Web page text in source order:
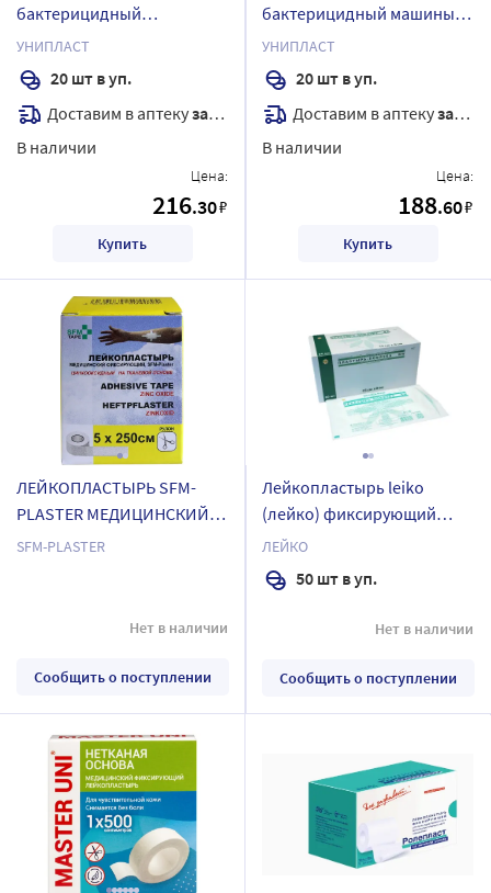
бактерицидный
чебурашка 20 шт.
УНИПЛАСТ
20 шт в уп.
Доставим в аптекузавтра
В наличии
Цена:
216.30₽
Купить
бактерицидный машины
20 шт.
УНИПЛАСТ
20 шт в уп.
Доставим в аптекузавтра
В наличии
Цена:
188.60₽
Купить
ЛЕЙКОПЛАСТЫРЬ SFM-
PLASTER МЕДИЦИНСКИЙ
ФИКСИРУЮЩИЙ
SFM-PLASTER
Нет в наличии
Сообщить о поступлении
Лейкопластырь leiko
(лейко) фиксирующий
медицинский на
нетканной основе
пластырь-повязка nw с
ЛЕЙКО
50 шт в уп.
Нет в наличии
Сообщить о поступлении